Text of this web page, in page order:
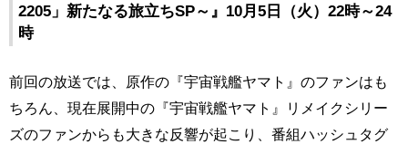
2205」新たなる旅立ちSP～』10月5日（火）22時～24
時
前回の放送では、原作の『宇宙戦艦ヤマト』のファンはも
ちろん、現在展開中の『宇宙戦艦ヤマト』リメイクシリー
ズのファンからも大きな反響が起こり、番組ハッシュタグ